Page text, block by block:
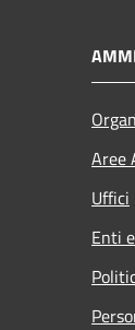
Aree
Uffici
Enti